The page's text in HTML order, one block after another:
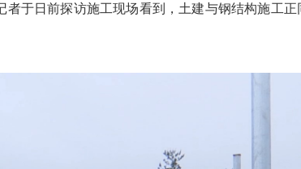
日前探访施工现场看到，土建与钢结构施工正